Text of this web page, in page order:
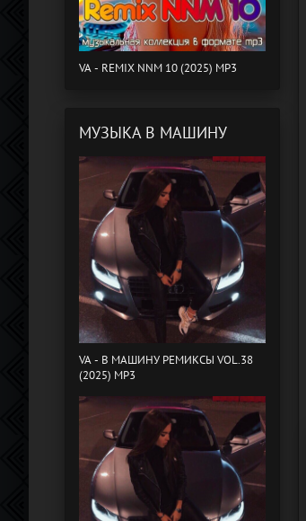
VA - REMIX NNM 10 (2025) MP3
МУЗЫКА В МАШИНУ
VA - B МАШИНУ РЕМИКСЫ VOL.38
(2025) MP3